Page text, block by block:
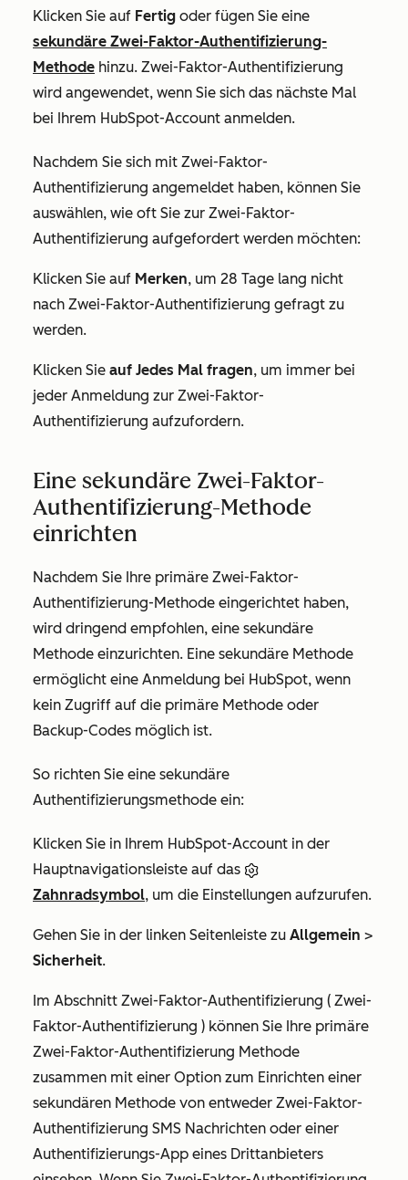
Klicken Sie auf Fertig oder fügen Sie eine
sekundäre Zwei-Faktor-Authentifizierung-
Methode hinzu. Zwei-Faktor-Authentifizierung
wird angewendet, wenn Sie sich das nächste Mal
bei Ihrem HubSpot-Account anmelden.
Nachdem Sie sich mit Zwei-Faktor-
Authentifizierung angemeldet haben, können Sie
auswählen, wie oft Sie zur Zwei-Faktor-
Authentifizierung aufgefordert werden möchten:
Klicken Sie auf Merken, um 28 Tage lang nicht
nach Zwei-Faktor-Authentifizierung gefragt zu
werden.
Klicken Sie auf Jedes Mal fragen, um immer bei
jeder Anmeldung zur Zwei-Faktor-
Authentifizierung aufzufordern.
Eine sekundäre Zwei-Faktor-
Authentifizierung-Methode
einrichten
Nachdem Sie Ihre primäre Zwei-Faktor-
Authentifizierung-Methode eingerichtet haben,
wird dringend empfohlen, eine sekundäre
Methode einzurichten. Eine sekundäre Methode
ermöglicht eine Anmeldung bei HubSpot, wenn
kein Zugriff auf die primäre Methode oder
Backup-Codes möglich ist.
So richten Sie eine sekundäre
Authentifizierungsmethode ein:
Klicken Sie in Ihrem HubSpot-Account in der
Hauptnavigationsleiste auf das
Zahnradsymbol, um die Einstellungen aufzurufen.
Gehen Sie in der linken Seitenleiste zu Allgemein >
Sicherheit.
Im Abschnitt Zwei-Faktor-Authentifizierung ( Zwei-
Faktor-Authentifizierung ) können Sie Ihre primäre
Zwei-Faktor-Authentifizierung Methode
zusammen mit einer Option zum Einrichten einer
sekundären Methode von entweder Zwei-Faktor-
Authentifizierung SMS Nachrichten oder einer
Authentifizierungs-App eines Drittanbieters